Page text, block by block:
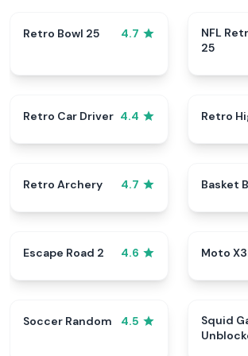
Retro Bowl 25 4.7
NFL
25
Retro Car Driver 4.4 Retro
Retro Archery 4.7 Basket
Escape Road 2 4.6 Moto
Soccer Random 4.5
Squid